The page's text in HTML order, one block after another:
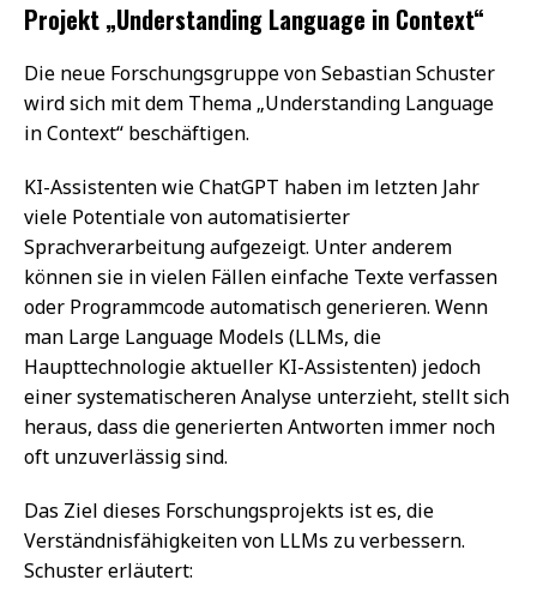
Projekt „Understanding Language in Context“
Die neue Forschungsgruppe von Sebastian Schuster
wird sich mit dem Thema „Understanding Language
in Context“ beschäftigen.
KI-Assistenten wie ChatGPT haben im letzten Jahr
viele Potentiale von automatisierter
Sprachverarbeitung aufgezeigt. Unter anderem
können sie in vielen Fällen einfache Texte verfassen
oder Programmcode automatisch generieren. Wenn
man Large Language Models (LLMs, die
Haupttechnologie aktueller KI-Assistenten) jedoch
einer systematischeren Analyse unterzieht, stellt sich
heraus, dass die generierten Antworten immer noch
oft unzuverlässig sind.
Das Ziel dieses Forschungsprojekts ist es, die
Verständnisfähigkeiten von LLMs zu verbessern.
Schuster erläutert: